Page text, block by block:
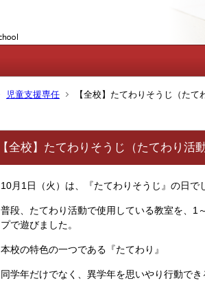
児童支援専任 【全校】たてわりそうじ（たて
【全校】たてわりそうじ（たてわり活動
10月1日（火）は、『たてわりそうじ』の日で
普段、たてわり活動で使用している教室を、1
プで遊びました。
本校の特色の一つである『たてわり』
同学年だけでなく、異学年を思いやり行動でき